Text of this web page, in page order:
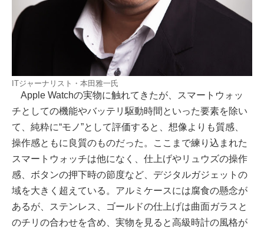
ITジャーナリスト・本田雅一氏
Apple Watchの実物に触れてきたが、スマートウォッ
チとしての機能やバッテリ駆動時間といった要素を除い
て、純粋に“モノ”として評価すると、想像よりも質感、
操作感ともに良質のものだった。ここまで練り込まれた
スマートウォッチは他になく、仕上げやリュウズの操作
感、ボタンの押下時の節度など、デジタルガジェットの
域を大きく超えている。アルミケースには腐食の懸念が
あるが、ステンレス、ゴールドの仕上げは曲面ガラスと
のチリの合わせを含め、実物を見ると高級時計の風格が